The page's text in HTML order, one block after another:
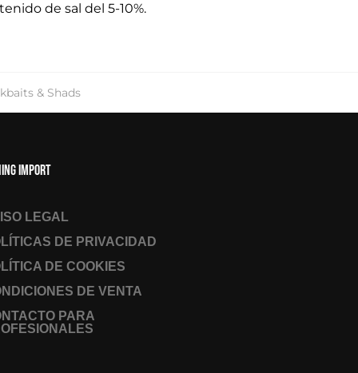
de sal del 5-10%.
& Shads
Import
LEGAL
DE PRIVACIDAD
DE COOKIES
DE VENTA
PARA